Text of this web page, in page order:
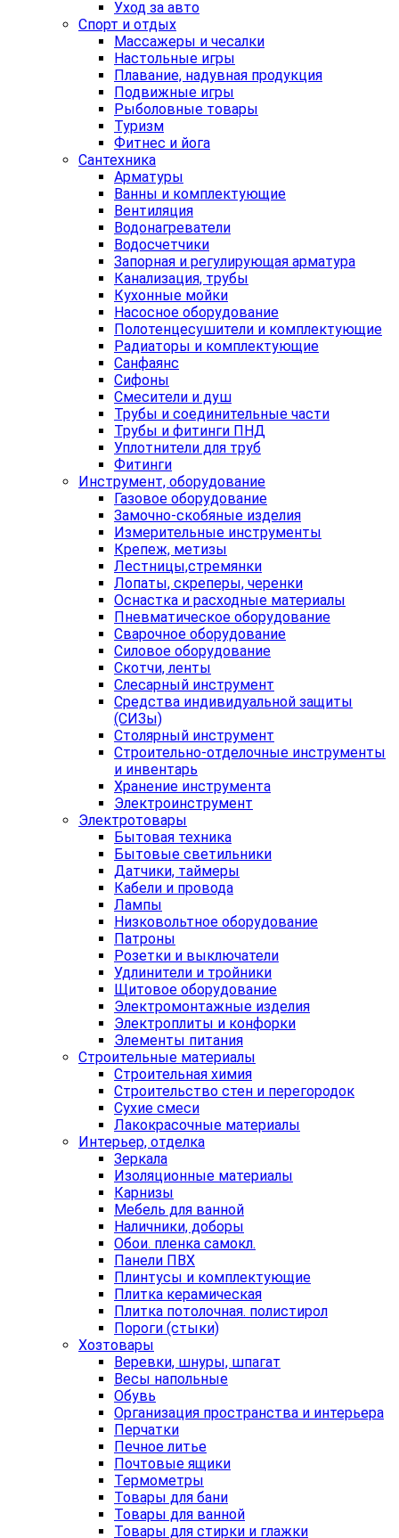
Уход за авто
Спорт и отдых
Массажеры и чесалки
Настольные игры
Плавание, надувная продукция
Подвижные игры
Рыболовные товары
Туризм
Фитнес и йога
Сантехника
Арматуры
Ванны и комплектующие
Вентиляция
Водонагреватели
Водосчетчики
Запорная и регулирующая арматура
Канализация, трубы
Кухонные мойки
Насосное оборудование
Полотенцесушители и комплектующие
Радиаторы и комплектующие
Санфаянс
Сифоны
Смесители и душ
Трубы и соединительные части
Трубы и фитинги ПНД
Уплотнители для труб
Фитинги
Инструмент, оборудование
Газовое оборудование
Замочно-скобяные изделия
Измерительные инструменты
Крепеж, метизы
Лестницы,стремянки
Лопаты, скреперы, черенки
Оснастка и расходные материалы
Пневматическое оборудование
Сварочное оборудование
Силовое оборудование
Скотчи, ленты
Слесарный инструмент
Средства индивидуальной защиты
(СИЗы)
Столярный инструмент
Строительно-отделочные инструменты
и инвентарь
Хранение инструмента
Электроинструмент
Электротовары
Бытовая техника
Бытовые светильники
Датчики, таймеры
Кабели и провода
Лампы
Низковольтное оборудование
Патроны
Розетки и выключатели
Удлинители и тройники
Щитовое оборудование
Электромонтажные изделия
Электроплиты и конфорки
Элементы питания
Строительные материалы
Строительная химия
Строительство стен и перегородок
Сухие смеси
Лакокрасочные материалы
Интерьер, отделка
Зеркала
Изоляционные материалы
Карнизы
Мебель для ванной
Наличники, доборы
Обои. пленка самокл.
Панели ПВХ
Плинтусы и комплектующие
Плитка керамическая
Плитка потолочная. полистирол
Пороги (стыки)
Хозтовары
Веревки, шнуры, шпагат
Весы напольные
Обувь
Организация пространства и интерьера
Перчатки
Печное литье
Почтовые ящики
Термометры
Товары для бани
Товары для ванной
Товары для стирки и глажки